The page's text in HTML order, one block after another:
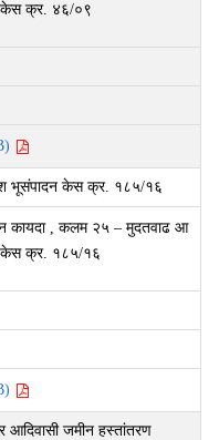
केस क्र. ४६/०९
भूसंपादन केस क्र. १८५/१६
कायदा , कलम २५ – मुदतवाढ आ
केस क्र. १८५/१६
आदिवासी जमीन हस्तांतरण